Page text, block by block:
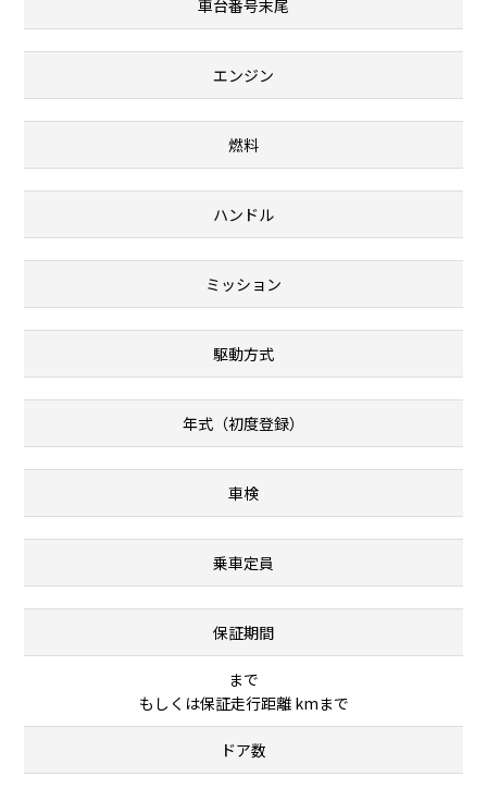
車台番号末尾
エンジン
燃料
ハンドル
ミッション
駆動方式
年式（初度登録）
車検
乗車定員
保証期間
まで
もしくは保証走行距離 kmまで
ドア数